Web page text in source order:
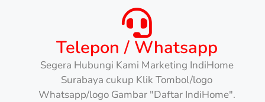
Telepon / Whatsapp
Segera Hubungi Kami Marketing IndiHome
Surabaya cukup Klik Tombol/logo
Whatsapp/logo Gambar "Daftar IndiHome".